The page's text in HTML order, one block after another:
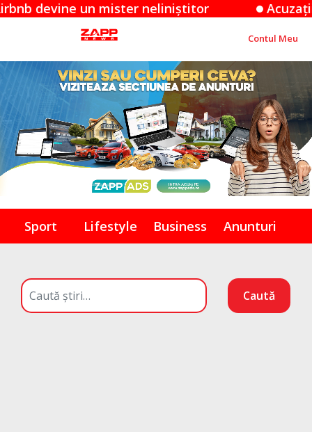
un mister neliniștitor Acuzațiile Apple
Contul Meu
Sport Lifestyle Business Anunturi
Caută